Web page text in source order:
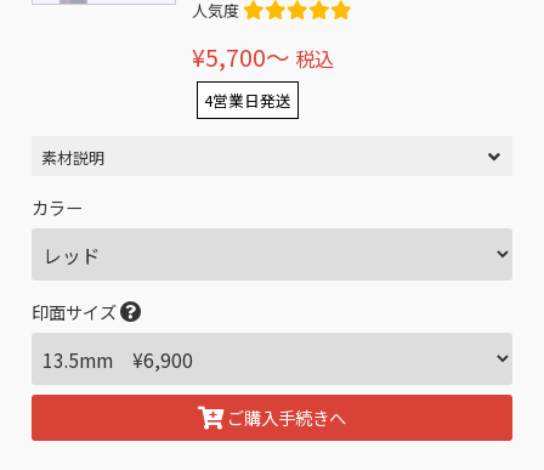
人気度
¥5,700〜 税込
4営業日発送
素材説明
カラー
印面サイズ
ご購入手続きへ